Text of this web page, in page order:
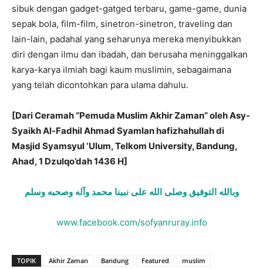
sibuk dengan gadget-gatged terbaru, game-game, dunia
sepak bola, film-film, sinetron-sinetron, traveling dan
lain-lain, padahal yang seharunya mereka menyibukkan
diri dengan ilmu dan ibadah, dan berusaha meninggalkan
karya-karya ilmiah bagi kaum muslimin, sebagaimana
yang telah dicontohkan para ulama dahulu.
[Dari Ceramah “Pemuda Muslim Akhir Zaman” oleh Asy-
Syaikh Al-Fadhil Ahmad Syamlan hafizhahullah di
Masjid Syamsyul ‘Ulum, Telkom University, Bandung,
Ahad, 1 Dzulqo’dah 1436 H]
وبالله التوفيق وصلى الله على نبينا محمد وآله وصحبه وسلم
www.facebook.com/sofyanruray.info
TOPIK Akhir Zaman Bandung Featured
muslim